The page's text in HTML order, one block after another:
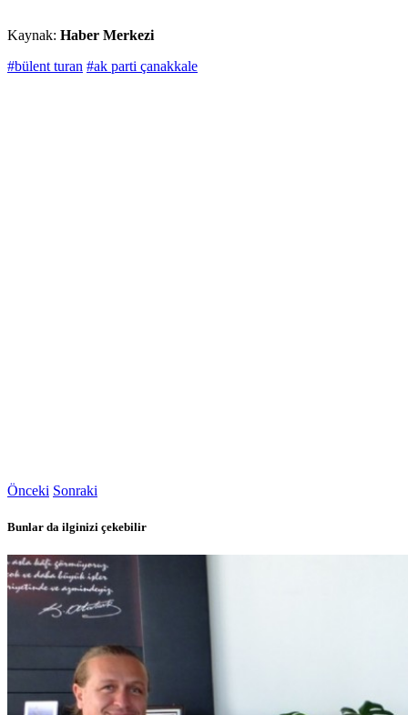
Kaynak: Haber Merkezi
#bülent turan #ak parti çanakkale
Önceki Sonraki
Bunlar da ilginizi çekebilir